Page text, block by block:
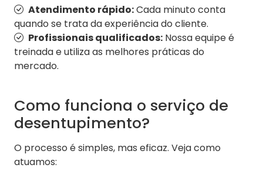
Atendimento rápido:Cada minuto conta
quando se trata da experiência do cliente.
Profissionais qualificados: Nossa equipe é
treinada e utiliza as melhores práticas do
mercado.
Como funciona o serviço de
desentupimento?
O processo é simples, mas eficaz. Veja como
atuamos: